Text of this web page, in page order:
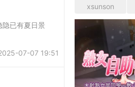
已有夏日景
07-07 19:51
xsunson